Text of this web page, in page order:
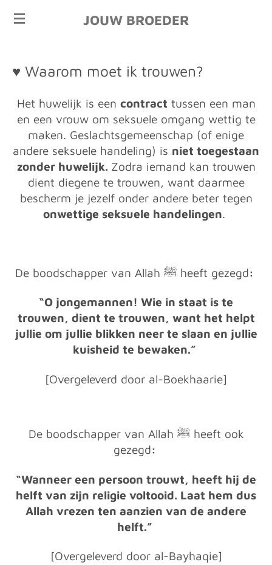
Ga
hoofdinhoud
JOUW BROEDER
♥ Waarom moet ik trouwen?
Het huwelijk is een contract tussen een man
en een vrouw om seksuele omgang wettig te
maken. Geslachtsgemeenschap (of enige
andere seksuele handeling) is niet toegestaan
zonder huwelijk. Zodra iemand kan trouwen
dient diegene te trouwen, want daarmee
bescherm je jezelf onder andere beter tegen
onwettige seksuele handelingen.
De boodschapper van Allah ﷺ heeft gezegd:
“O jongemannen! Wie in staat is te
trouwen, dient te trouwen, want het helpt
jullie om jullie blikken neer te slaan en jullie
kuisheid te bewaken.”
[Overgeleverd door al-Boekhaarie]
De boodschapper van Allah ﷺ heeft ook
gezegd:
“Wanneer een persoon trouwt, heeft hij de
helft van zijn religie voltooid. Laat hem dus
Allah vrezen ten aanzien van de andere
helft.”
[Overgeleverd door al-Bayhaqie]